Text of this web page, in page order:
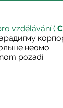
vzdělávání (
неомо
pozadí